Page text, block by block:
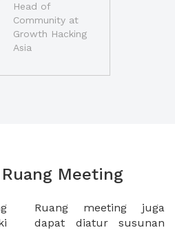
Head of
Community at
Growth Hacking
Asia
Meeting